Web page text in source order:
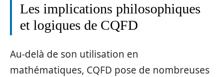
Les implications philosophiques
et logiques de CQFD
Au-delà de son utilisation en
mathématiques, CQFD pose de nombreuses